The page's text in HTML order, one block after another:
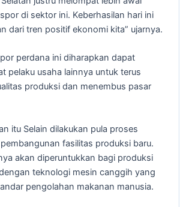
di sektor ini. Keberhasilan hari ini
dari tren positif ekonomi kita” ujarnya.
perdana ini diharapkan dapat
pelaku usaha lainnya untuk terus
produksi dan menembus pasar
itu Selain dilakukan pula proses
fasilitas produksi baru.
akan diperuntukkan bagi produksi
teknologi mesin canggih yang
pengolahan makanan manusia.